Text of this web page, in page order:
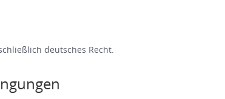
deutsches Recht.